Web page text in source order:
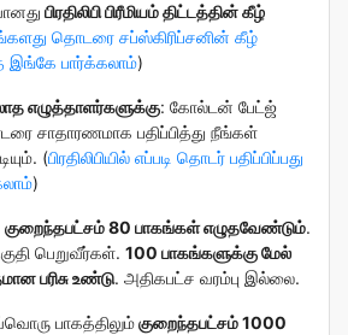
பிரதிலிபி பிரீமியம் திட்டத்தின் கீழ்
தொடரை சப்ஸ்கிரிப்சனின் கீழ்
இங்கே பார்க்கலாம்)
எழுத்தாளர்களுக்கு: கோல்டன் பேட்ஜ்
சாதாரணமாக பதிப்பித்து நீங்கள்
(பிரதிலிபியில் எப்படி தொடர் பதிப்பிப்பது
)
குறைந்தபட்சம் 80 பாகங்கள் எழுதவேண்டும்.
பெறுவீர்கள். 100 பாகங்களுக்கு மேல்
பரிசு உண்டு. அதிகபட்ச வரம்பு இல்லை.
பாகத்திலும்குறைந்தபட்சம் 1000